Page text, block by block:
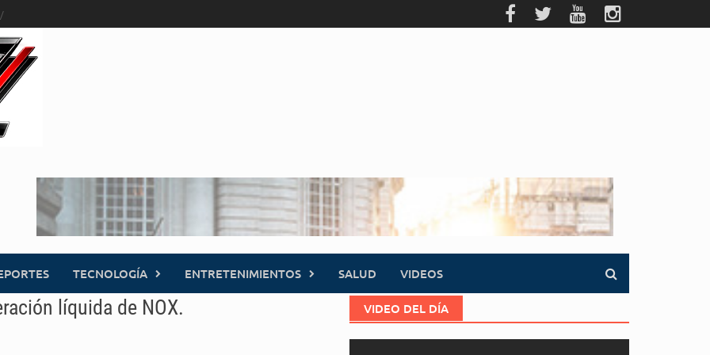
TECNOLOGÍA ENTRETENIMIENTOS SALUD VIDEOS
líquida de NOX. VIDEO DEL DÍA